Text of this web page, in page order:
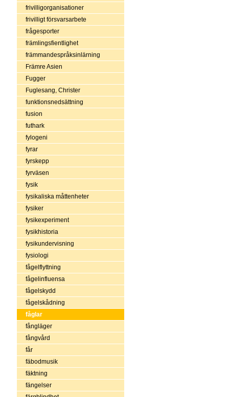
frivilligorganisationer
frivilligt försvarsarbete
frågesporter
främlingsfientlighet
främmandespråksinlärning
Främre Asien
Fugger
Fuglesang, Christer
funktionsnedsättning
fusion
futhark
fylogeni
fyrar
fyrskepp
fyrväsen
fysik
fysikaliska måttenheter
fysiker
fysikexperiment
fysikhistoria
fysikundervisning
fysiologi
fågelflyttning
fågelinfluensa
fågelskydd
fågelskådning
fåglar
fångläger
fångvård
får
fäbodmusik
fäktning
fängelser